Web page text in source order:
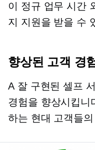
이 정규 업무 시간
지 지원을 받을 수
향상된 고객 경
A 잘 구현된 셀프
경험을 향상시킵니
하는 현대 고객들